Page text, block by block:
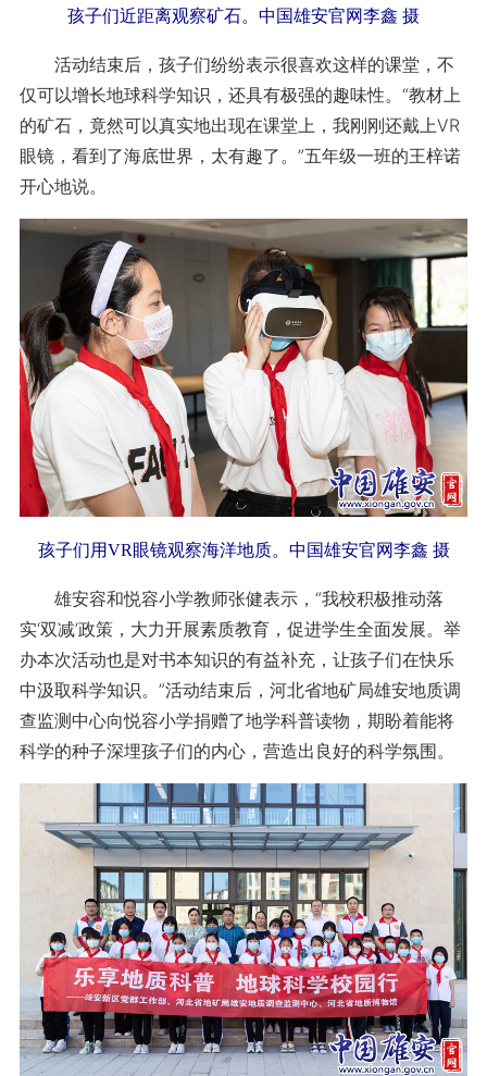
孩子们近距离观察矿石。中国雄安官网李鑫 摄
活动结束后，孩子们纷纷表示很喜欢这样的课堂，不
仅可以增长地球科学知识，还具有极强的趣味性。“教材上
的矿石，竟然可以真实地出现在课堂上，我刚刚还戴上VR
眼镜，看到了海底世界，太有趣了。”五年级一班的王梓诺
开心地说。
孩子们用VR眼镜观察海洋地质。中国雄安官网李鑫 摄
雄安容和悦容小学教师张健表示，“我校积极推动落
实‘双减’政策，大力开展素质教育，促进学生全面发展。举
办本次活动也是对书本知识的有益补充，让孩子们在快乐
中汲取科学知识。”活动结束后，河北省地矿局雄安地质调
查监测中心向悦容小学捐赠了地学科普读物，期盼着能将
科学的种子深埋孩子们的内心，营造出良好的科学氛围。